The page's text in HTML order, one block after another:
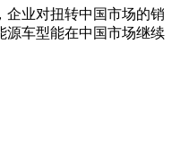
企业对扭转中国市场的销
源车型能在中国市场继续